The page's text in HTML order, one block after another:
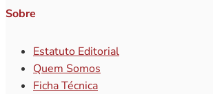
Sobre
Estatuto Editorial
Quem Somos
Ficha Técnica